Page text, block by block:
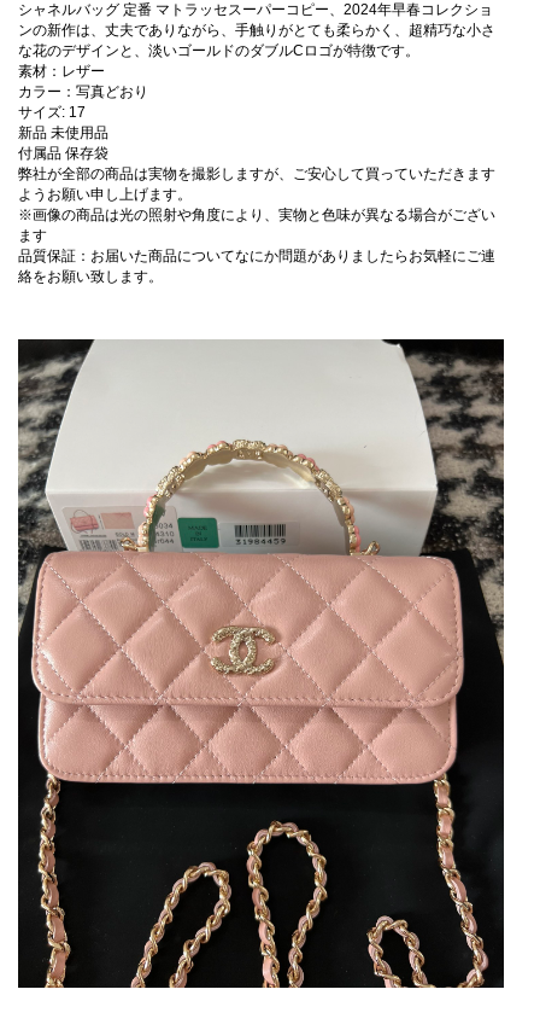
シャネルバッグ 定番 マトラッセスーパーコピー、2024年早春コレクショ
ンの新作は、丈夫でありながら、手触りがとても柔らかく、超精巧な小さ
な花のデザインと、淡いゴールドのダブルCロゴが特徴です。
素材：レザー
カラー：写真どおり
サイズ: 17
新品 未使用品
付属品 保存袋
弊社が全部の商品は実物を撮影しますが、ご安心して買っていただきます
ようお願い申し上げます。
※画像の商品は光の照射や角度により、実物と色味が異なる場合がござい
ます
品質保証：お届いた商品についてなにか問題がありましたらお気軽にご連
絡をお願い致します。